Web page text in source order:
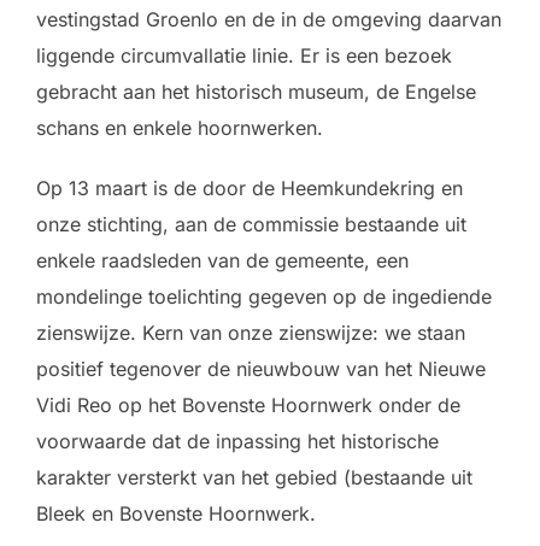
vestingstad Groenlo en de in de omgeving daarvan
liggende circumvallatie linie. Er is een bezoek
gebracht aan het historisch museum, de Engelse
schans en enkele hoornwerken.
Op 13 maart is de door de Heemkundekring en
onze stichting, aan de commissie bestaande uit
enkele raadsleden van de gemeente, een
mondelinge toelichting gegeven op de ingediende
zienswijze. Kern van onze zienswijze: we staan
positief tegenover de nieuwbouw van het Nieuwe
Vidi Reo op het Bovenste Hoornwerk onder de
voorwaarde dat de inpassing het historische
karakter versterkt van het gebied (bestaande uit
Bleek en Bovenste Hoornwerk.